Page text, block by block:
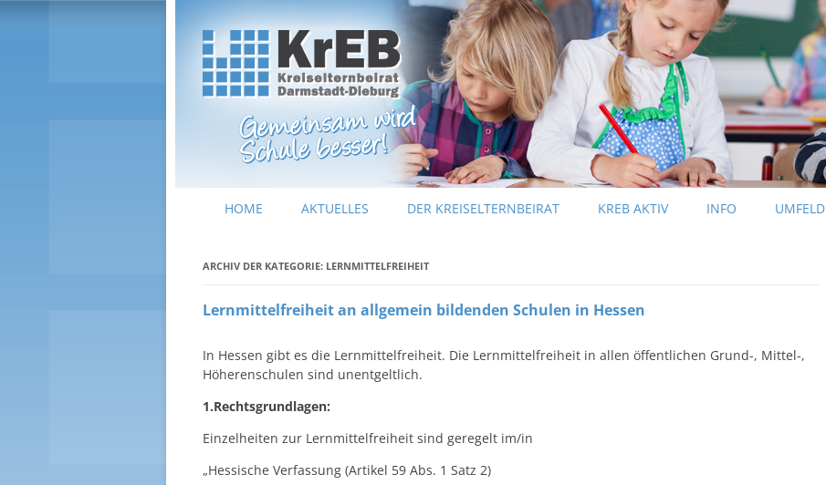
KrEB Darmstadt-Dieburg
Kreiselternbeirat Darmstadt-Dieburg
HOME AKTUELLES DER KREISELTERNBEIRAT KREB AKTIV INFO UMFELD
ARCHIV DER KATEGORIE: LERNMITTELFREIHEIT
Lernmittelfreiheit an allgemein bildenden Schulen in Hessen
In Hessen gibt es die Lernmittelfreiheit. Die Lernmittelfreiheit in allen öffentlichen Grund-, Mittel-,
Höherenschulen sind unentgeltlich.
1.Rechtsgrundlagen:
Einzelheiten zur Lernmittelfreiheit sind geregelt im/in
„Hessische Verfassung (Artikel 59 Abs. 1 Satz 2)